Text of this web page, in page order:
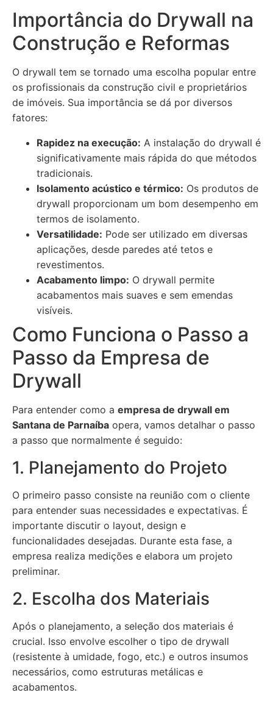
Importância do Drywall na
Construção e Reformas
O drywall tem se tornado uma escolha popular entre
os profissionais da construção civil e proprietários
de imóveis. Sua importância se dá por diversos
fatores:
Rapidez na execução: A instalação do drywall é
significativamente mais rápida do que métodos
tradicionais.
Isolamento acústico e térmico: Os produtos de
drywall proporcionam um bom desempenho em
termos de isolamento.
Versatilidade: Pode ser utilizado em diversas
aplicações, desde paredes até tetos e
revestimentos.
Acabamento limpo: O drywall permite
acabamentos mais suaves e sem emendas
visíveis.
Como Funciona o Passo a
Passo da Empresa de
Drywall
Para entender como a empresa de drywall em
Santana de Parnaíba opera, vamos detalhar o passo
a passo que normalmente é seguido:
1. Planejamento do Projeto
O primeiro passo consiste na reunião com o cliente
para entender suas necessidades e expectativas. É
importante discutir o layout, design e
funcionalidades desejadas. Durante esta fase, a
empresa realiza medições e elabora um projeto
preliminar.
2. Escolha dos Materiais
Após o planejamento, a seleção dos materiais é
crucial. Isso envolve escolher o tipo de drywall
(resistente à umidade, fogo, etc.) e outros insumos
necessários, como estruturas metálicas e
acabamentos.